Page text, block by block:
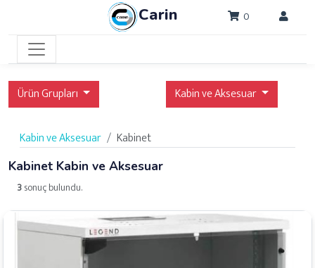
Carin 0
Ürün Grupları Kabin ve Aksesuar
Kabin ve Aksesuar Kabinet
Kabinet Kabin ve Aksesuar
3sonuç bulundu.